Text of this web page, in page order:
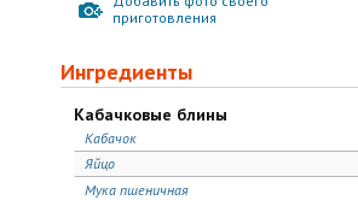
приготовления
Ингредиенты
Кабачковые блины
Кабачок
Яйцо
Мука пшеничная